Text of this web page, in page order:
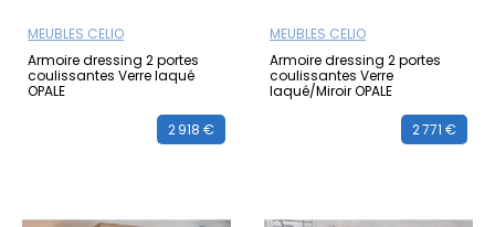
MEUBLES CELIO
Armoire dressing 2 portes
coulissantes Verre laqué
OPALE
2 918 €
MEUBLES CELIO
Armoire dressing 2 portes
coulissantes Verre
laqué/Miroir OPALE
2 771 €